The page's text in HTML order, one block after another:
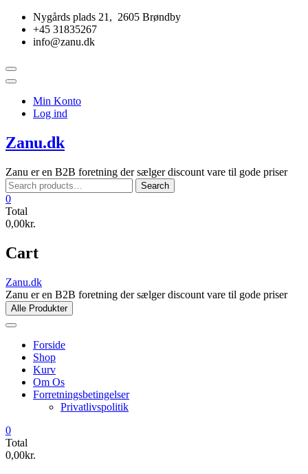
Skip
content
Nygårds plads 21, 2605 Brøndby
+45 31835267
info@zanu.dk
Topbar
Menu
Min Konto
Log ind
Zanu.dk
Zanu er en B2B foretning der sælger discount vare til gode priser
Search
for:
Search
0
Total
0,00kr.
Cart
Zanu.dk
Zanu er en B2B foretning der sælger discount vare til gode priser
Alle Produkter
Forside
Shop
Kurv
Om Os
Forretningsbetingelser
Privatlivspolitik
0
Total
0,00kr.